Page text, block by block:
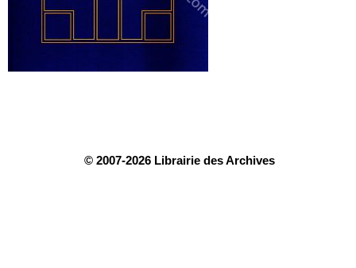
© 2007-2026 Librairie des Archives